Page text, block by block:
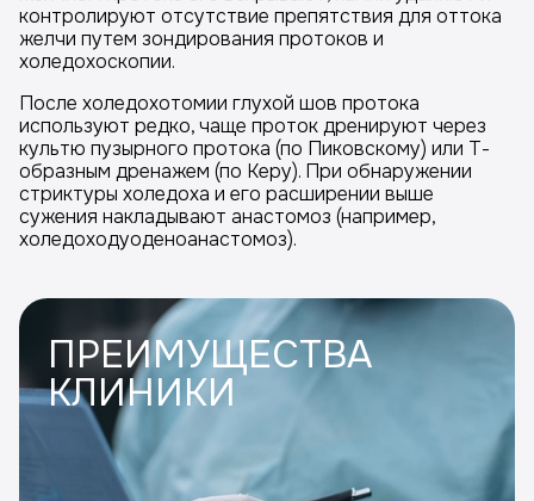
контролируют отсутствие препятствия для оттока
желчи путем зондирования протоков и
холедохоскопии.
После холедохотомии глухой шов протока
используют редко, чаще проток дренируют через
культю пузырного протока (по Пиковскому) или Т-
образным дренажем (по Керу). При обнаружении
стриктуры холедоха и его расширении выше
сужения накладывают анастомоз (например,
холедоходуоденоанастомоз).
ПРЕИМУЩЕСТВА
КЛИНИКИ